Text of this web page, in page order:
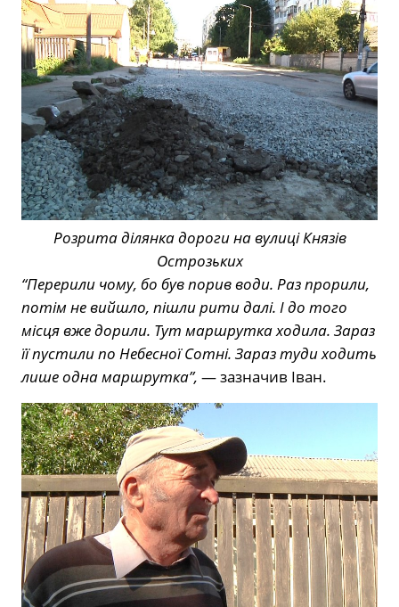
Розрита ділянка дороги на вулиці Князів
Острозьких
“Перерили чому, бо був порив води. Раз прорили,
потім не вийшло, пішли рити далі. І до того
місця вже дорили. Тут маршрутка ходила. Зараз
її пустили по Небесної Сотні. Зараз туди ходить
лише одна маршрутка”, — зазначив Іван.